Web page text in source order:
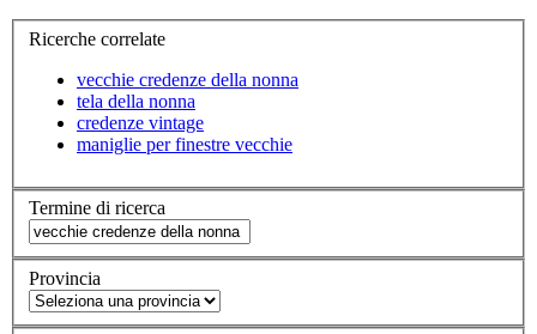
Ricerche correlate
vecchie credenze della nonna
tela della nonna
credenze vintage
maniglie per finestre vecchie
Termine di ricerca
Provincia